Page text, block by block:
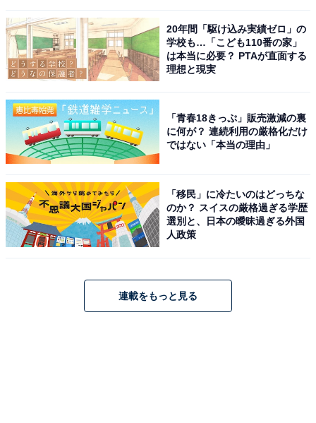
「ギラギラした感じのイメージだから」（50代男性／兵
庫県）
「遅咲きだったので今どんどん作品に出て野心があふれ
ている」（30代女性／滋賀県）
「目がきりっとしており、心の底で何かを考えて居そう
なイメージだからです」（40代女性／神奈川県）
「下積み時代が長かったため、根性もあり、さらなる活
躍を目指して頑張りそうなイメージがあるため」（50代
男性／千葉県）
※回答者のコメントは原文ママです
20年間「駆け込み実績ゼロ」の
学校も…「こども110番の家」
は本当に必要？ PTAが直面する
理想と現実
「青春18きっぷ」販売激減の裏
に何が？ 連続利用の厳格化だけ
ではない「本当の理由」
「移民」に冷たいのはどっちな
のか？ スイスの厳格過ぎる学歴
選別と、日本の曖昧過ぎる外国
人政策
連載をもっと見る